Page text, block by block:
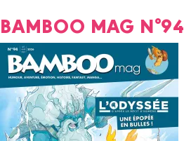
BAMBOO MAG N°94